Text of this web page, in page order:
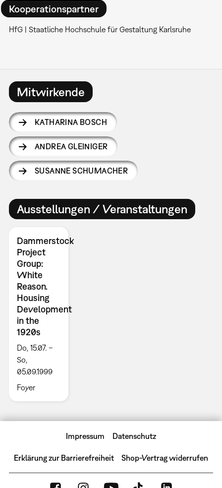
Kooperationspartner
HfG | Staatliche Hochschule für Gestaltung Karlsruhe
Mitwirkende
KATHARINA BOSCH
ANDREA GLEINIGER
SUSANNE SCHUMACHER
Ausstellungen / Veranstaltungen
Dammerstock
Project
Group:
White
Reason.
Housing
Development
in the
1920s
Do, 15.07. –
So,
05.09.1999
Foyer
Impressum Datenschutz
Erklärung zur Barrierefreiheit Shop-Vertrag widerrufen